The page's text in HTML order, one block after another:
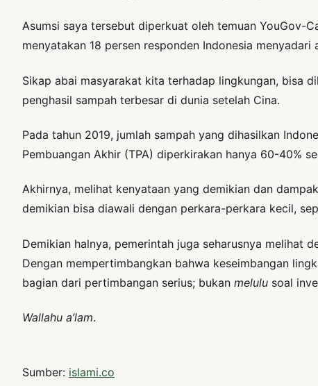
Asumsi saya tersebut diperkuat oleh temuan YouGov-
menyatakan 18 persen responden Indonesia
Sikap abai masyarakat kita terhadap lingkungan, bisa
penghasil sampah terbesar di dunia setelah Cina.
Pada tahun 2019, jumlah sampah yang dihasilkan
Pembuangan Akhir (TPA) diperkirakan hanya 60-40%
Akhirnya, melihat kenyataan yang demikian dan
demikian bisa diawali dengan perkara-perkara kecil,
Demikian halnya, pemerintah juga seharusnya melihat
Dengan mempertimbangkan bahwa keseimbangan
bagian dari pertimbangan serius; bukan melulu soal
Wallahu a’lam.
Sumber: islami.co